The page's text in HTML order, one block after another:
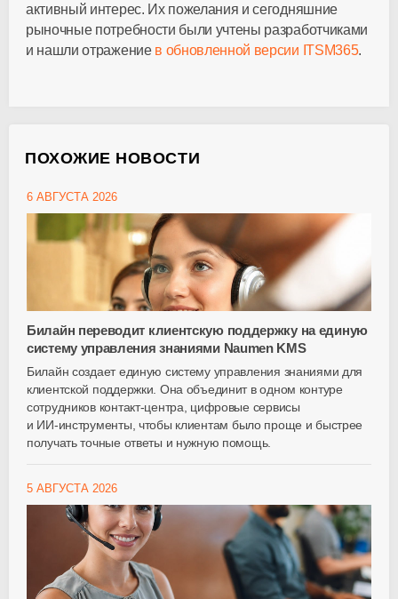
активный интерес. Их пожелания и сегодняшние
рыночные потребности были учтены разработчиками
и нашли отражение в обновленной версии ITSM365.
ПОХОЖИЕ НОВОСТИ
6 АВГУСТА 2026
Билайн переводит клиентскую поддержку на единую
систему управления знаниями Naumen KMS
Билайн создает единую систему управления знаниями для
клиентской поддержки. Она объединит в одном контуре
сотрудников контакт-центра , цифровые сервисы
и ИИ-инструменты , чтобы клиентам было проще и быстрее
получать точные ответы и нужную помощь.
5 АВГУСТА 2026